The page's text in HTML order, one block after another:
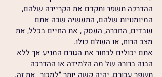
ההדרכה תשפר ותקדם את הקריירה שלהם,
המיומנויות שלהם, התעשיה שבה אתם
עובדים, החברה, העסק , את החיים בכלל, את
מצב הרוח, או העולם כולו.
אתם יכולים לבחור את הגורם המניע אך ללא
הבנה ברורה של מה הלמידה או ההדרכה